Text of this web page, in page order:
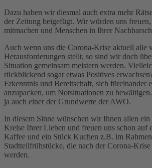
Dazu haben wir diesmal auch extra mehr
der Zeitung beigefügt. Wir würden uns
mitmachen und Menschen in Ihrer
Auch wenn uns die Corona-Krise aktuell alle
Herausforderungen stellt, so sind wir doch
Situation gemeinsam meistern werden.
rückblickend sogar etwas Positives
Erkenntnis und Bereitschaft, sich füreinander
anzupacken, um Notsituationen zu
ja auch einer der Grundwerte der AWO.
In diesem Sinne wünschen wir Ihnen allen ein
Kreise Ihrer Lieben und freuen uns schon auf
Kaffee und ein Stück Kuchen z.B. im Rahmen
Stadtteilfrühstücke, die nach der Corona-Krise
werden.